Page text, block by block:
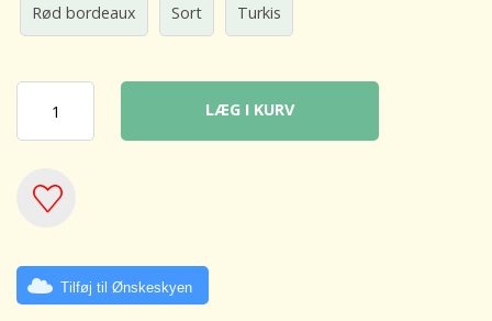
Rød bordeaux Sort Turkis
LÆG I KURV
Tilføj til Ønskeskyen